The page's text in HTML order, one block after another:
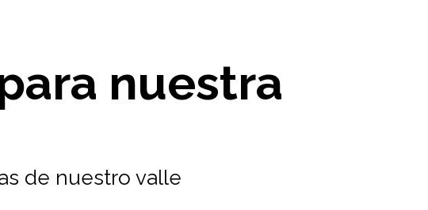
nuestra
de nuestro valle